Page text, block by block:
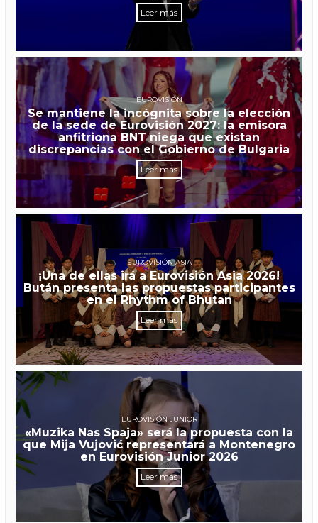
Leer más
EUROVISIÓN
Se mantiene la incógnita sobre la elección
de la sede de Eurovisión 2027: la emisora
anfitriona BNT niega que existan
discrepancias con el Gobierno de Bulgaria
Leer más
EUROVISIÓN ASIA
¡Una de ellas irá a Eurovisión Asia 2026!
Bután presenta las propuestas participantes
en el Rhythm of Bhutan
Leer más
EUROVISIÓN JUNIOR
«Muzika Nas Spaja» será la propuesta con la
que Mija Vujović representará a Montenegro
en Eurovisión Junior 2026
Leer más